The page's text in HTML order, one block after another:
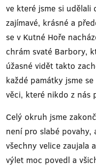
ve které jsme si udělali
zajímavé, krásné a
se v Kutné Hoře
chrám svaté Barbory,
úžasné vidět takto
každé památky jsme
věci, které nikdo z nás
Celý okruh jsme
není pro slabé povahy,
všechny velice zaujala
výlet moc povedl a